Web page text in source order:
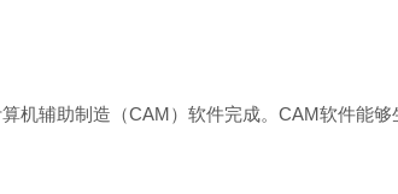
机辅助制造（CAM）软件完成。CAM软件能